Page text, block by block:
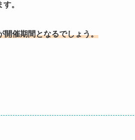
。
開催期間となるでしょう。